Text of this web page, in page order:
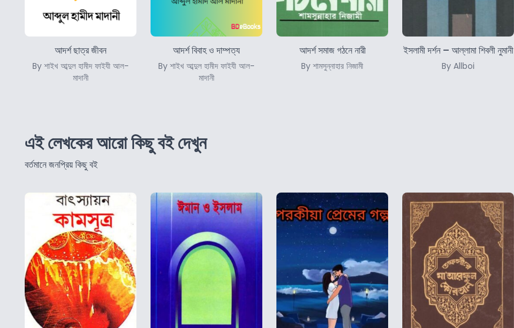
আদর্শ ছাত্র জীবন
By শাইখ আব্দুল হামীদ ফাইযী আল-
মাদানী
আদর্শ বিবাহ ও দাম্পত্য
By শাইখ আব্দুল হামীদ ফাইযী আল-
মাদানী
আদর্শ সমাজ গঠনে নারী
By শামসুন্নাহার নিজামী
ইসলামী দর্শন – আল্লামা শিবলী নুমানী
By Allboi
এই লেখকের আরো কিছু বই দেখুন
বর্তমানে জনপ্রিয় কিছু বই